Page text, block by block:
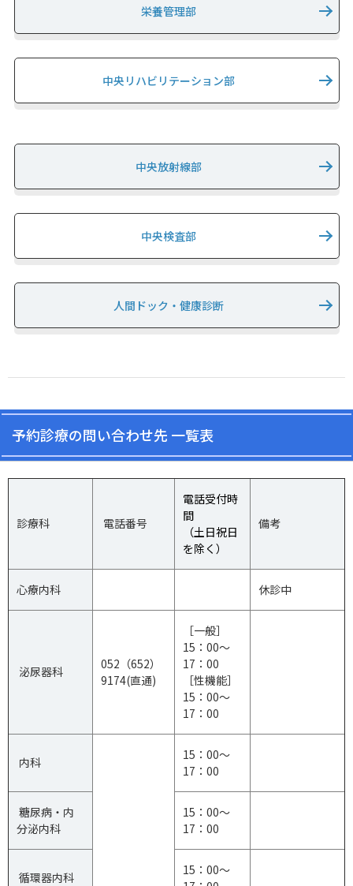
栄養管理部
中央リハビリテーション部
中央放射線部
中央検査部
人間ドック・健康診断
予約診療の問い合わせ先 一覧表
診療科 電話番号
電話受付時
間
（土日祝日
を除く）
備考
心療内科 休診中
泌尿器科
052（652）
9174(直通)
［一般］
15：00～
17：00
［性機能］
15：00～
17：00
内科
15：00～
17：00
糖尿病・内
分泌内科
15：00～
17：00
循環器内科
15：00～